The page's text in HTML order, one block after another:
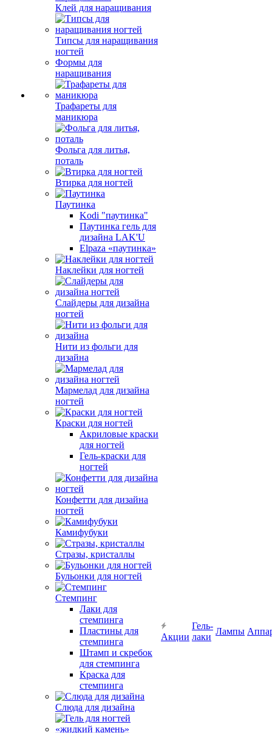
Клей для наращивания
Типсы для наращивания
ногтей
Формы для
наращивания
Трафареты для
маникюра
Фольга для литья,
поталь
Втирка для ногтей
Паутинка
Kodi "паутинка"
Паутинка гель для
дизайна LAK'U
Elpaza «паутинка»
Наклейки для ногтей
Слайдеры для дизайна
ногтей
Нити из фольги для
дизайна
Мармелад для дизайна
ногтей
Краски для ногтей
Акриловые краски
для ногтей
Гель-краски для
ногтей
Конфетти для дизайна
ногтей
Камифубуки
Стразы, кристаллы
Бульонки для ногтей
Стемпинг
Лаки для
стемпинга
Пластины для
стемпинга
Штамп и скребок
для стемпинга
Краска для
стемпинга
Слюда для дизайна
Акции
Гель-
лаки
Лампы